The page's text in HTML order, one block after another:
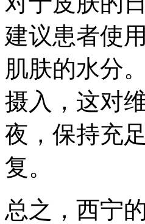
建议患者使
肌肤的水分
摄入，这对
夜，保持充
复。
总之，西宁